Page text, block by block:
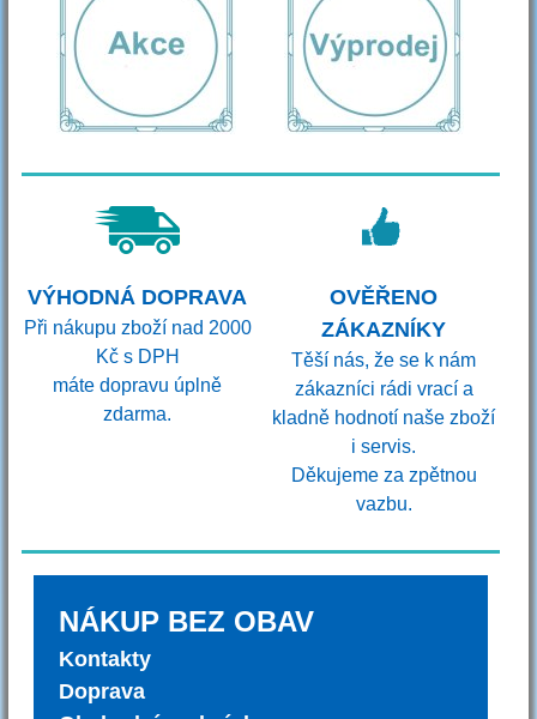
VÝHODNÁ DOPRAVA
Při nákupu zboží nad 2000
Kč s DPH
máte dopravu úplně
zdarma.
OVĚŘENO
ZÁKAZNÍKY
Těší nás, že se k nám
zákazníci rádi vrací a
kladně hodnotí naše zboží
i servis.
Děkujeme za zpětnou
vazbu.
NÁKUP BEZ OBAV
Kontakty
Doprava